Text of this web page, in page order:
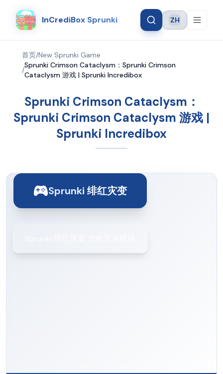
InCrediBox Sprunki Language
ZH
首页/New Sprunki Game
/
Sprunki Crimson Cataclysm：Sprunki Crimson
Cataclysm 游戏 | Sprunki Incredibox
Sprunki Crimson Cataclysm：
Sprunki Crimson Cataclysm 游戏 |
Sprunki Incredibox
Sprunki 绯红灾变